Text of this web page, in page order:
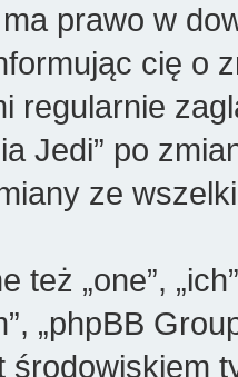
ma prawo w
cię o
regularnie
Jedi” po
ze
też „one”,
„phpBB
środowiskiem